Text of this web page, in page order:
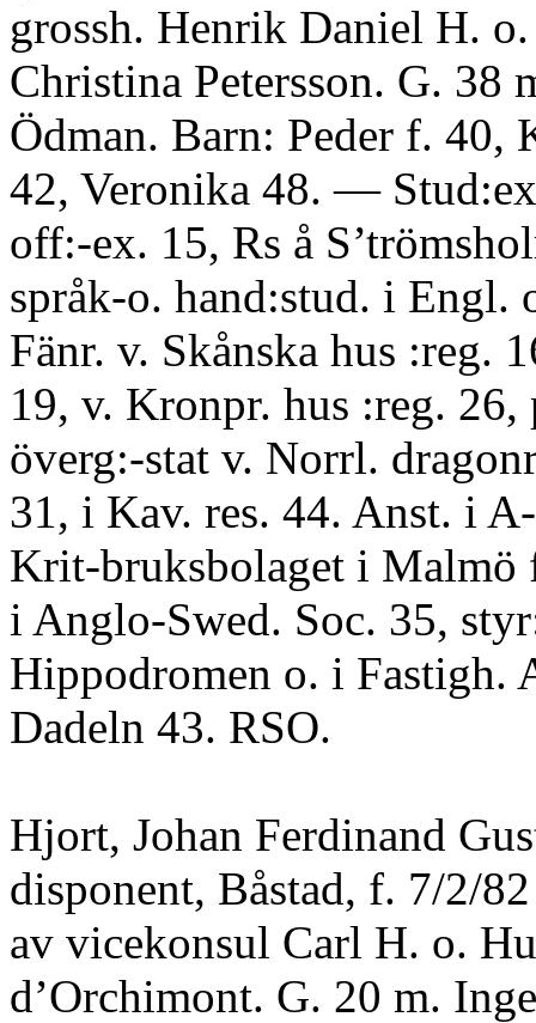
grossh. Henrik Daniel H.
Christina Petersson. G. 38
Ödman. Barn: Peder f. 40,
42, Veronika 48. —
off:-ex. 15, Rs å
språk-o. hand:stud. i Engl.
Fänr. v. Skånska hus :reg.
19, v. Kronpr. hus :reg. 26,
överg:-stat v. Norrl.
31, i Kav. res. 44. Anst. i
Krit-bruksbolaget i Malmö
i Anglo-Swed. Soc. 35,
Hippodromen o. i Fastigh.
Dadeln 43. RSO.
Hjort, Johan Ferdinand
disponent, Båstad, f. 7/2/
av vicekonsul Carl H. o.
d’Orchimont. G. 20 m.